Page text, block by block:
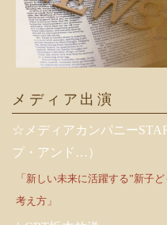
メディア出演
☆メディアカンパニー
プ・アンド…）
「新しい未来に活躍する”新子
考え方」